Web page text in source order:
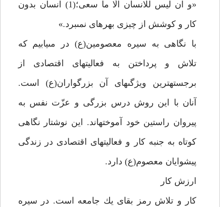
«و ان ليس للانسان الّا ما سعى؛(1) انسان بدون
كار و كوشش از چيزى بهره‏اى نمى‏برد.»
با نگاهى به سيره معصومين(ع) در مى‏يابيم كه
تلاش و پرداختن به فعاليت‏هاى اقتصادى از
برجسته‏ترين ويژگى‏هاى آن بزرگواران(ع) است.
آنان با اين روش درس بزرگى و عزّت نفس به
پيروان راستين خود آموخته‏اند. اين نوشتار نگاهى
كوتاه به جنبه كار و فعاليت‏هاى اقتصادى در زندگى
پيشوايان معصوم(ع) دارد.
ارزش كار
كار و تلاش رمز بقاى يك جامعه است. در سيره